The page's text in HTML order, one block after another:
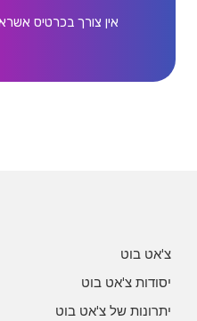
אין צורך בכרטיס אשראי •
צ'אט בוט
יסודות צ'אט בוט
יתרונות של צ'אט בוט